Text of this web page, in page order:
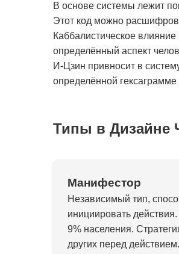
В основе системы лежит
Этот код можно
Каббалистическое
определённый аспект
И-Цзин привносит в
определённой гексаграмме
Типы в Дизайне
Манифестор
Независимый тип,
инициировать
9% населения.
других перед действием.